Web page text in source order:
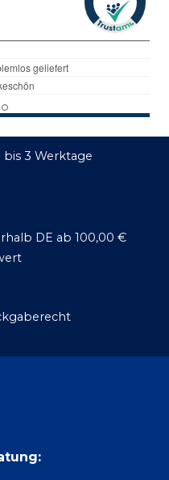
bis 3 Werktage
DE ab 100,00 €